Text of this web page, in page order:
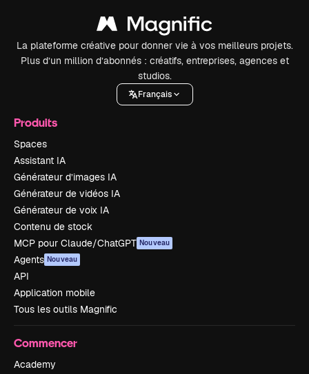
La plateforme créative pour donner vie à vos meilleurs projets.
Plus d’un million d’abonnés : créatifs, entreprises, agences et
studios.
Français
Produits
Spaces
Assistant IA
Générateur d’images IA
Générateur de vidéos IA
Générateur de voix IA
Contenu de stock
MCP pour Claude/ChatGPT Nouveau
Agents Nouveau
API
Application mobile
Tous les outils Magnific
Commencer
Academy